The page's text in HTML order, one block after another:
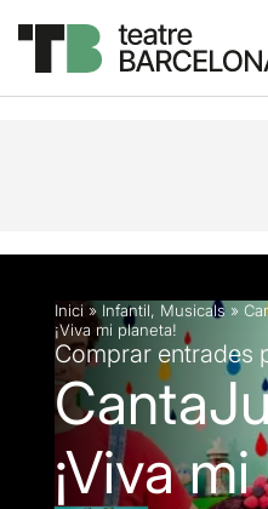
Descripció Fitxa
Inici » Infantil, Musicals »
¡Viva mi planeta!
Comprar entrades
¡Viva